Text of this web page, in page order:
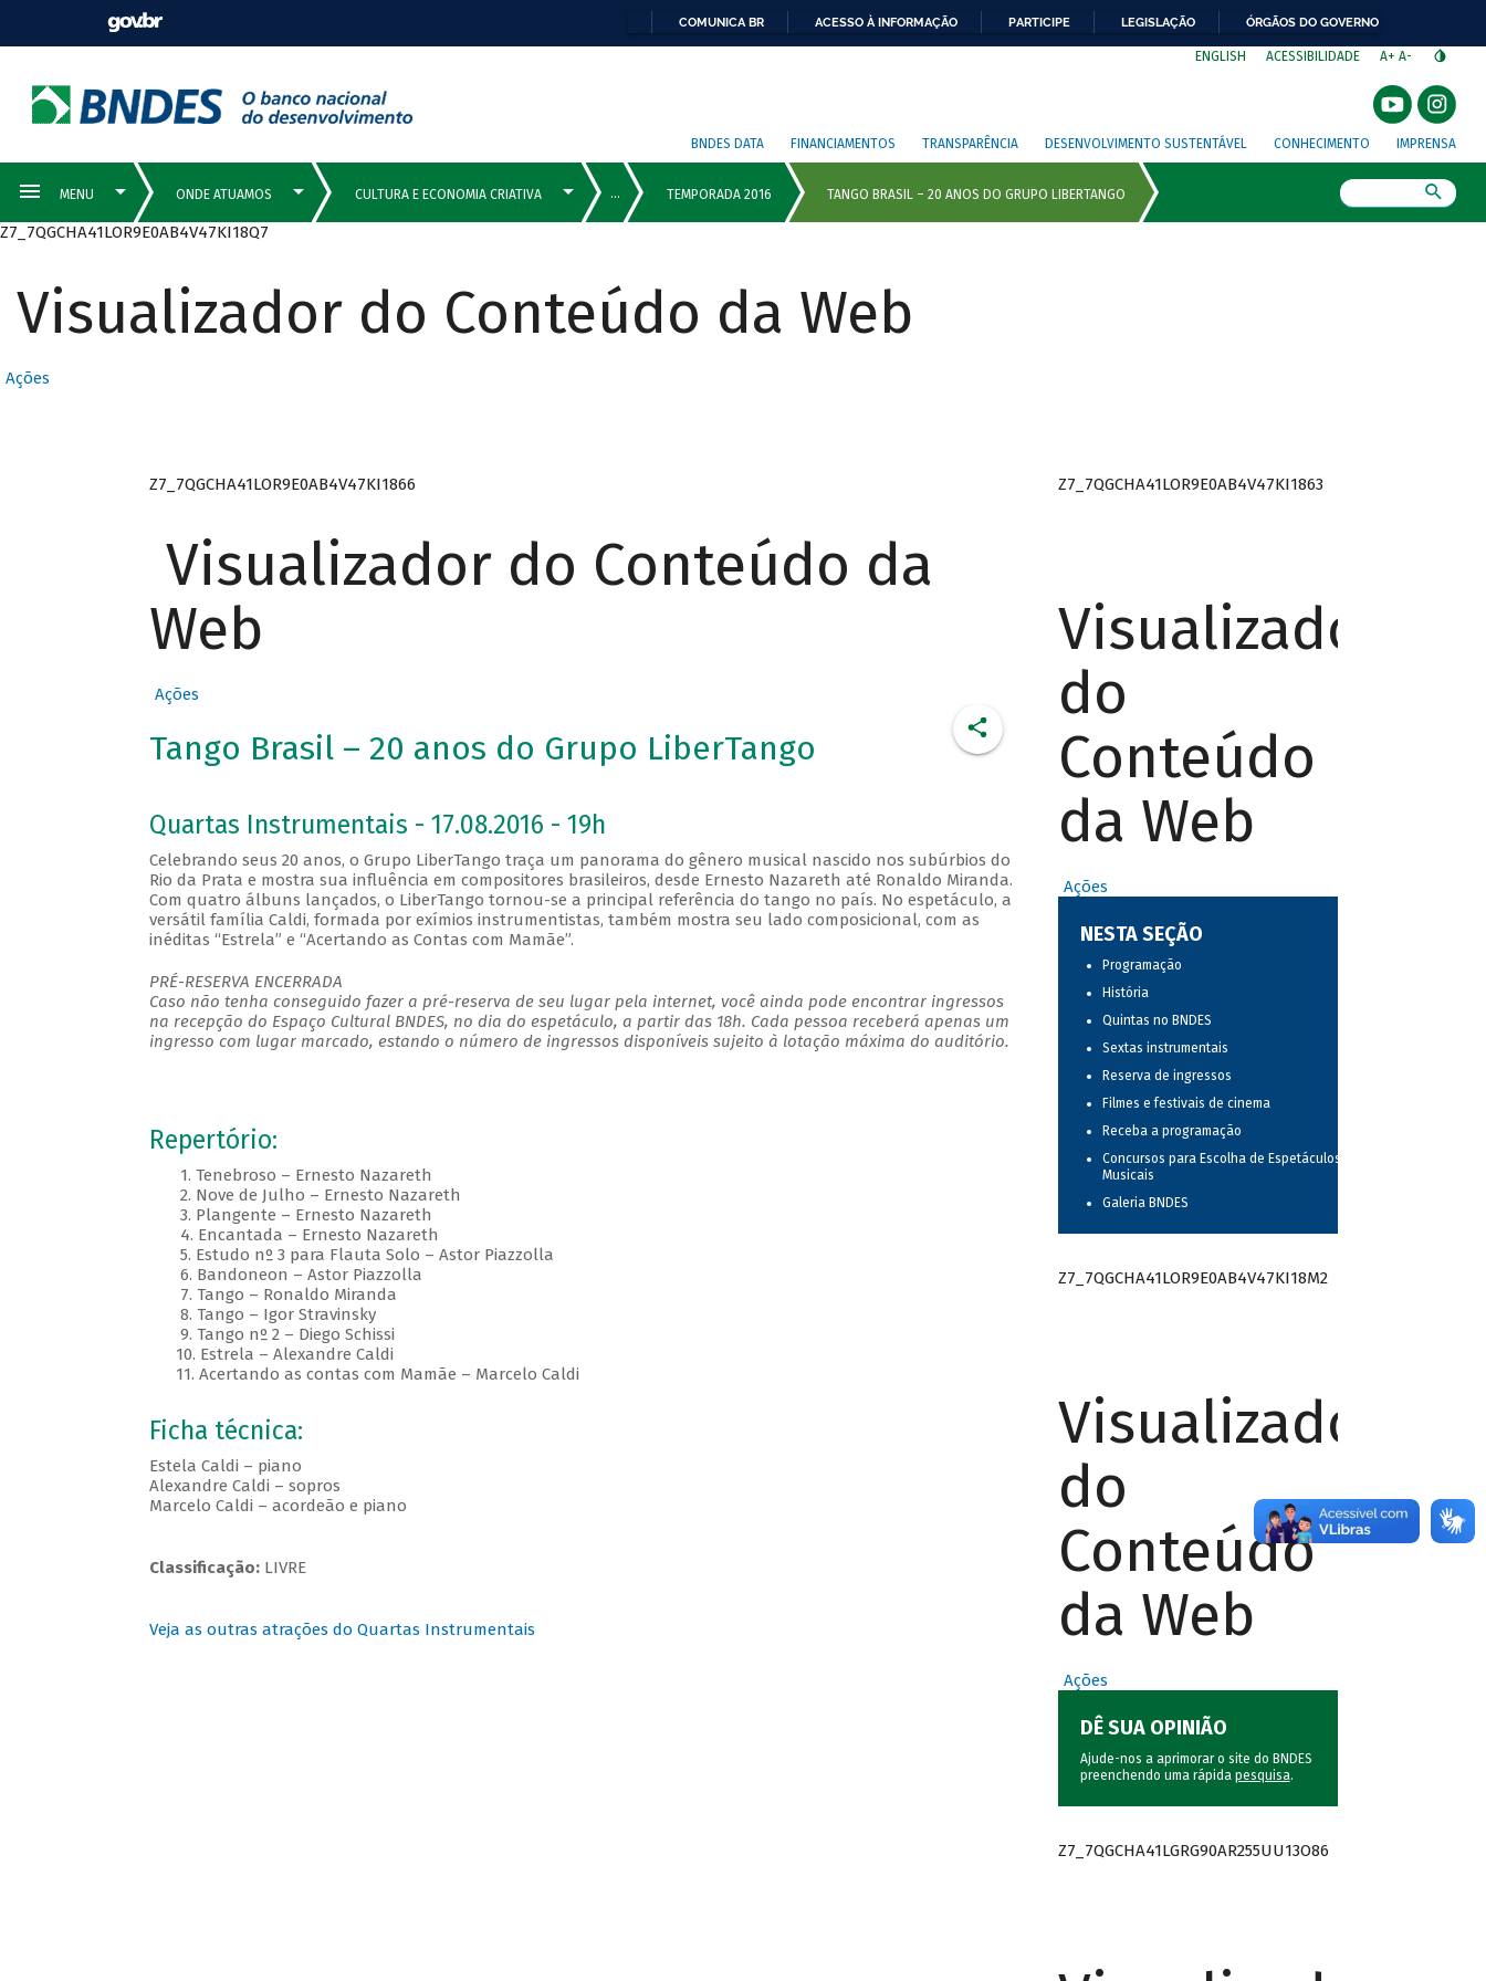
COMUNICA BR ACESSO À INFORMAÇÃO PARTICIPE LEGISLAÇÃO ÓRGÃOS DO GOVERNO
ENGLISH ACESSIBILIDADE A+ A-
BNDES DATA FINANCIAMENTOS TRANSPARÊNCIA DESENVOLVIMENTO SUSTENTÁVEL CONHECIMENTO IMPRENSA
Z7_7QGCHA41LOR9E0AB4V47KI18Q7
Visualizador do Conteúdo da Web
Ações
Z7_7QGCHA41LOR9E0AB4V47KI1866
Visualizador do Conteúdo da
Web
Ações
Tango Brasil – 20 anos do Grupo LiberTango
Quartas Instrumentais - 17.08.2016 - 19h
Celebrando seus 20 anos, o Grupo LiberTango traça um panorama do gênero musical nascido nos subúrbios do
Rio da Prata e mostra sua influência em compositores brasileiros, desde Ernesto Nazareth até Ronaldo Miranda.
Com quatro álbuns lançados, o LiberTango tornou-se a principal referência do tango no país. No espetáculo, a
versátil família Caldi, formada por exímios instrumentistas, também mostra seu lado composicional, com as
inéditas “Estrela” e “Acertando as Contas com Mamãe”.
PRÉ-RESERVA ENCERRADA
Caso não tenha conseguido fazer a pré-reserva de seu lugar pela internet, você ainda pode encontrar ingressos
na recepção do Espaço Cultural BNDES, no dia do espetáculo, a partir das 18h. Cada pessoa receberá apenas um
ingresso com lugar marcado, estando o número de ingressos disponíveis sujeito à lotação máxima do auditório.
Repertório:
1. Tenebroso – Ernesto Nazareth
2. Nove de Julho – Ernesto Nazareth
3. Plangente – Ernesto Nazareth
4. Encantada – Ernesto Nazareth
5. Estudo nº 3 para Flauta Solo – Astor Piazzolla
6. Bandoneon – Astor Piazzolla
7. Tango – Ronaldo Miranda
8. Tango – Igor Stravinsky
9. Tango nº 2 – Diego Schissi
10. Estrela – Alexandre Caldi
11. Acertando as contas com Mamãe – Marcelo Caldi
Ficha técnica:
Estela Caldi – piano
Alexandre Caldi – sopros
Marcelo Caldi – acordeão e piano
Classificação:LIVRE
Veja as outras atrações do Quartas Instrumentais
Z7_7QGCHA41LOR9E0AB4V47KI1863
Visualizador
do
Conteúdo
da Web
Ações
NESTA SEÇÃO
Programação
História
Quintas no BNDES
Sextas instrumentais
Reserva de ingressos
Filmes e festivais de cinema
Receba a programação
Concursos para Escolha de Espetáculos
Musicais
Galeria BNDES
Z7_7QGCHA41LOR9E0AB4V47KI18M2
Visualizador
do
Conteúdo
da Web
Ações
DÊ SUA OPINIÃO
Ajude-nos a aprimorar o site do BNDES
preenchendo uma rápida pesquisa.
Z7_7QGCHA41LGRG90AR255UU13O86